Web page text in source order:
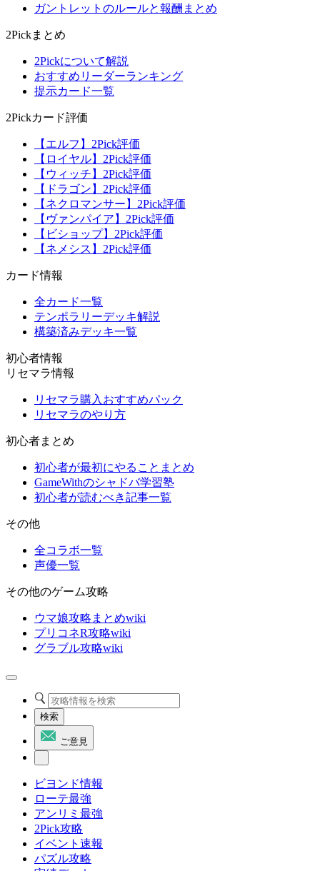
ガントレットのルールと報酬まとめ
2Pickまとめ
2Pickについて解説
おすすめリーダーランキング
提示カード一覧
2Pickカード評価
【エルフ】2Pick評価
【ロイヤル】2Pick評価
【ウィッチ】2Pick評価
【ドラゴン】2Pick評価
【ネクロマンサー】2Pick評価
【ヴァンパイア】2Pick評価
【ビショップ】2Pick評価
【ネメシス】2Pick評価
カード情報
全カード一覧
テンポラリーデッキ解説
構築済みデッキ一覧
初心者情報
リセマラ情報
リセマラ購入おすすめパック
リセマラのやり方
初心者まとめ
初心者が最初にやることまとめ
GameWithのシャドバ学習塾
初心者が読むべき記事一覧
その他
全コラボ一覧
声優一覧
その他のゲーム攻略
ウマ娘攻略まとめwiki
プリコネR攻略wiki
グラブル攻略wiki
検索
ご意見
ビヨンド情報
ローテ最強
アンリミ最強
2Pick攻略
イベント速報
パズル攻略